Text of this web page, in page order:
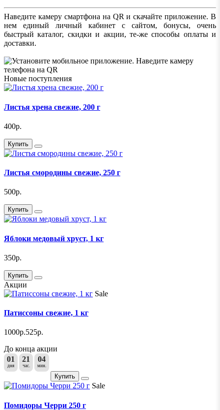
Наведите камеру смартфона на QR и скачайте приложение. В
нем единый личный кабинет с сайтом, бонусы, очень
быстрый каталог, скидки и акции, те-же способы оплаты и
доставки.
Новые поступления
Листья хрена свежие, 200 г
400р.
Купить
Листья смородины свежие, 250 г
500р.
Купить
Яблоки медовый хруст, 1 кг
350р.
Купить
Акции
Sale
Патиссоны свежие, 1 кг
1000р.525р.
До конца акции
01
дня
21
час.
04
мин.
Купить
Sale
Помидоры Черри 250 г